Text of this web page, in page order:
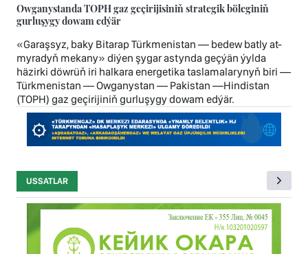
Owganystanda TOPH gaz geçirijisiniň strategik böleginiň
gurluşygy dowam edýär
«Garaşsyz, baky Bitarap Türkmenistan — bedew batly at-
myradyň mekany» diýen şygar astynda geçýän ýylda
häzirki döwrüň iri halkara energetika taslamalarynyň biri —
Türkmenistan — Owganystan — Pakistan —Hindistan
(TOPH) gaz geçirijiniň gurluşygy dowam edýär.
USSATLAR